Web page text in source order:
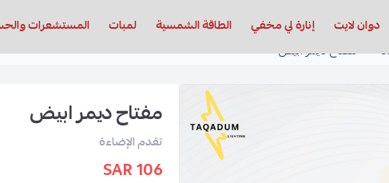
دوان لايت إنارة لي مخفي الطاقة الشمسية لمبات المستشعرات
مفتاح ديمر ابيض
مفتاح ديمر ابيض
تقدم الإضاءة
106 SAR